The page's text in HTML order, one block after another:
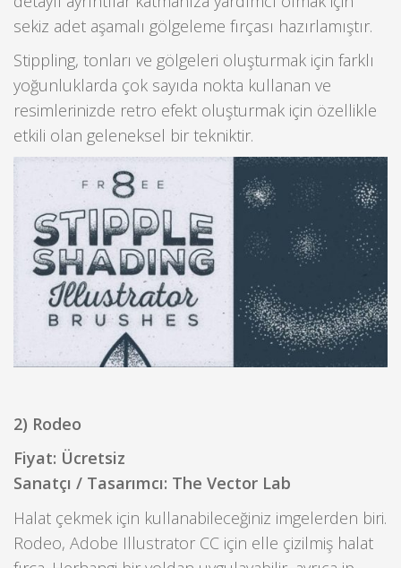
sekiz adet aşamalı gölgeleme fırçası hazırlamıştır.
Stippling, tonları ve gölgeleri oluşturmak için farklı
yoğunluklarda çok sayıda nokta kullanan ve
resimlerinizde retro efekt oluşturmak için özellikle
etkili olan geleneksel bir tekniktir.
2) Rodeo
Fiyat: Ücretsiz
Sanatçı / Tasarımcı: The Vector Lab
Halat çekmek için kullanabileceğiniz imgelerden biri.
Rodeo, Adobe Illustrator CC için elle çizilmiş halat